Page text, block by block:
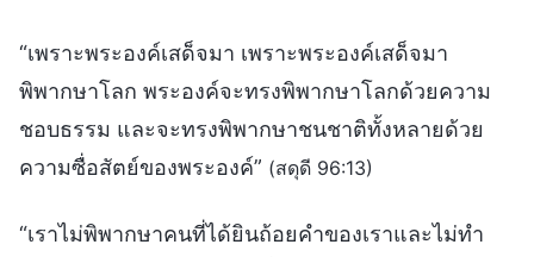
“เพราะพระองค์เสด็จมา เพราะพระองค์เสด็จมา
พิพากษาโลก พระองค์จะทรงพิพากษาโลกด้วยความ
ชอบธรรม และจะทรงพิพากษาชนชาติทั้งหลายด้วย
ความซื่อสัตย์ของพระองค์” (สดุดี 96:13)
“เราไม่พิพากษาคนที่ได้ยินถ้อยคำของเราและไม่ทำ